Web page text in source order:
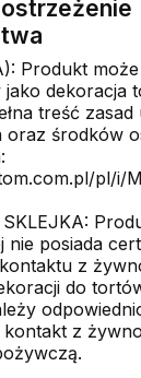
Produkt
dekoracja
treść
oraz środków
pl/i/
nie posiada
z
do
z